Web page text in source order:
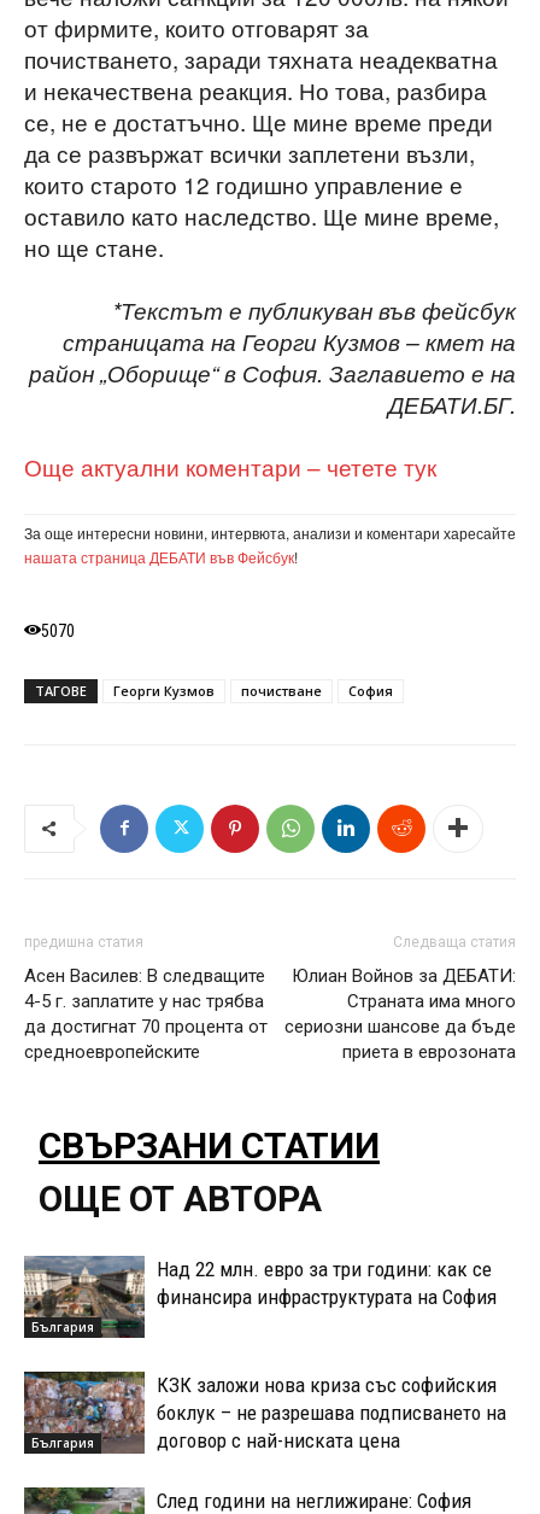
от фирмите, които отговарят за
почистването, заради тяхната неадекватна
и некачествена реакция. Но това, разбира
се, не е достатъчно. Ще мине време преди
да се развържат всички заплетени възли,
които старото 12 годишно управление е
оставило като наследство. Ще мине време,
но ще стане.
*Текстът е публикуван във фейсбук
страницата на Георги Кузмов – кмет на
район „Оборище“ в София. Заглавието е на
ДЕБАТИ.БГ.
Още актуални коментари – четете тук
За още интересни новини, интервюта, анализи и коментари харесайте
нашата страница ДЕБАТИ във Фейсбук!
5070
ТАГОВЕ Георги Кузмов почистване София
предишна статия
Асен Василев: В следващите
4-5 г. заплатите у нас трябва
да достигнат 70 процента от
средноевропейските
Следваща статия
Юлиан Войнов за ДЕБАТИ:
Страната има много
сериозни шансове да бъде
приета в еврозоната
СВЪРЗАНИ СТАТИИ
ОЩЕ ОТ АВТОРА
България
Над 22 млн. евро за три години: как се
финансира инфраструктурата на София
България
КЗК заложи нова криза със софийския
боклук – не разрешава подписването на
договор с най-ниската цена
След години на неглижиране: София